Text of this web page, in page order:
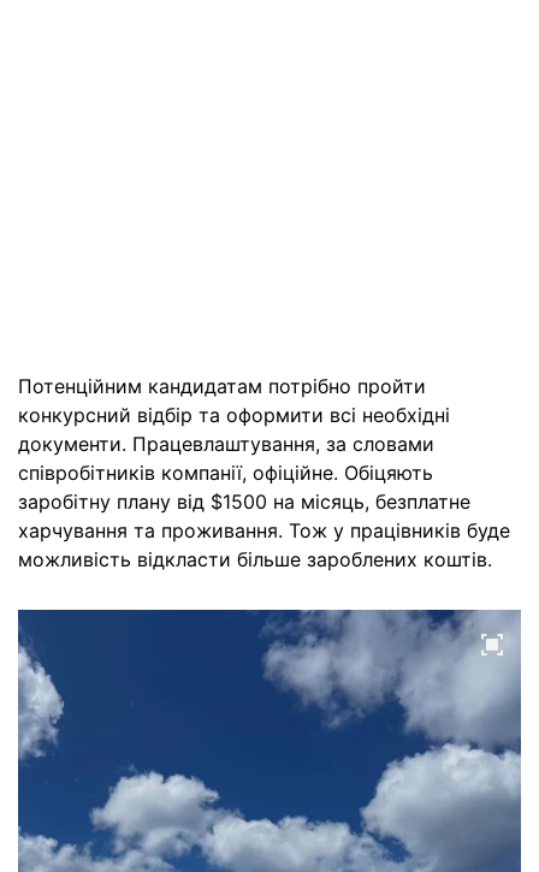
Потенційним кандидатам потрібно пройти
конкурсний відбір та оформити всі необхідні
документи. Працевлаштування, за словами
співробітників компанії, офіційне. Обіцяють
заробітну плану від $1500 на місяць, безплатне
харчування та проживання. Тож у працівників буде
можливість відкласти більше зароблених коштів.